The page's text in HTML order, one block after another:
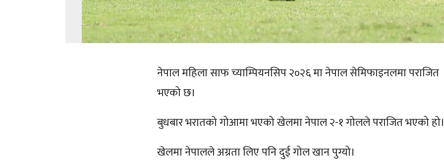
नेपाल महिला साफ च्याम्पियनसिप २०२६ मा नेपाल सेमिफाइनलमा पराजित
भएको छ।
बुधबार भरातको गोआमा भएको खेलमा नेपाल २-१ गोलले पराजित भएको हो।
खेलमा नेपालले अग्रता लिए पनि दुई गोल खान पुग्यो।